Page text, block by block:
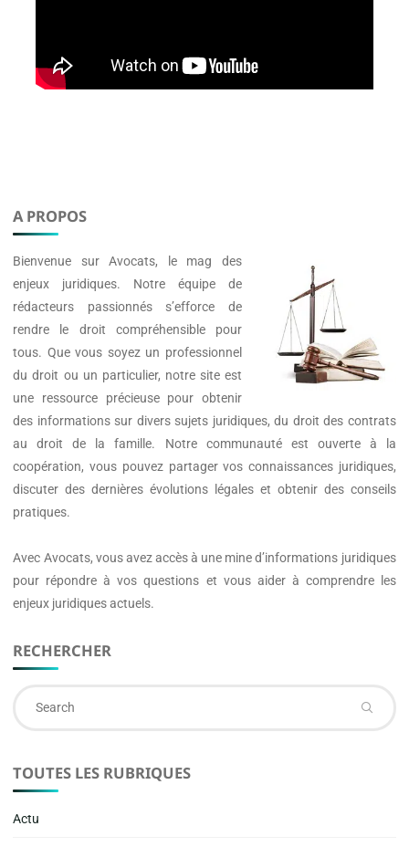
A PROPOS
Bienvenue surAvocats, le mag des
enjeux juridiques. Notre équipe de
rédacteurs passionnés s’efforce de
rendre le droit compréhensible pour
tous. Que vous soyez un professionnel
du droit ou un particulier, notre site est
une ressource précieuse pour obtenir
des informations sur divers sujets juridiques, du droit des contrats
au droit de la famille. Notre communauté est ouverte à la
coopération, vous pouvez partager vos connaissances juridiques,
discuter des dernières évolutions légales et obtenir des conseils
pratiques.
Avec Avocats, vous avez accès à une mine d’informations juridiques
pour répondre à vos questions et vous aider à comprendre les
enjeux juridiques actuels.
RECHERCHER
TOUTES LES RUBRIQUES
Actu